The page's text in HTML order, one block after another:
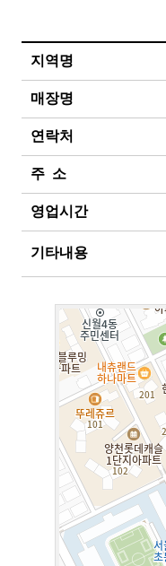
지역명
매장명
연락처
주 소
영업시간
기타내용